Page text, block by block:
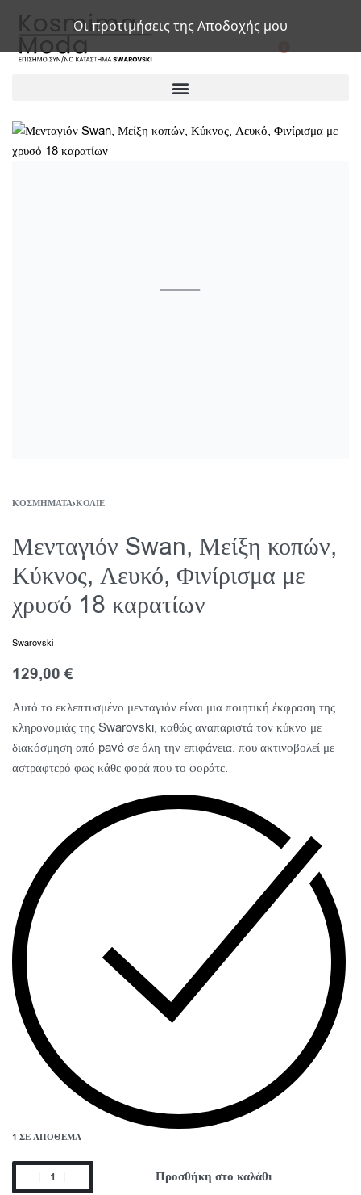
ΚΟΣΜΉΜΑΤΑ›ΚΟΛΙΈ
Μενταγιόν Swan, Μείξη κοπών,
Κύκνος, Λευκό, Φινίρισμα με
χρυσό 18 καρατίων
Swarovski
129,00€
Αυτό το εκλεπτυσμένο μενταγιόν είναι μια ποιητική έκφραση της
κληρονομιάς της Swarovski, καθώς αναπαριστά τον κύκνο με
διακόσμηση από pavé σε όλη την επιφάνεια, που ακτινοβολεί με
αστραφτερό φως κάθε φορά που το φοράτε.
1 ΣΕ ΑΠΌΘΕΜΑ
Προσθήκη στο καλάθι
Οι προτιμήσεις της Αποδοχής μου